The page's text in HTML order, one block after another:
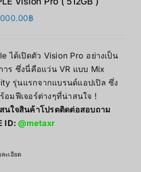
฿
ได้เปิดตัว Vision Pro อย่างเป็น
าร ซึ่งนี่คือแว่น VR แบบ Mix
รุ่นแรกจากแบรนด์แอปเปิล ซึ่ง
อมฟีเจอร์ต่างๆที่น่าสนใจ !
นใจสินค้าโปรดติดต่อสอบถาม
ID:@metaxr
ละเอียด